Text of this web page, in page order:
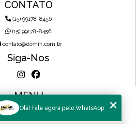
CONTATO
(15) 99178-8456
(15) 99178-8456
contato@domih.com.br
Siga-Nos
MENU
HOME
Olá! Fale agora pelo WhatsApp